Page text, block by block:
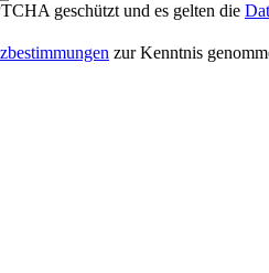
geschützt und es gelten die
zur Kenntnis